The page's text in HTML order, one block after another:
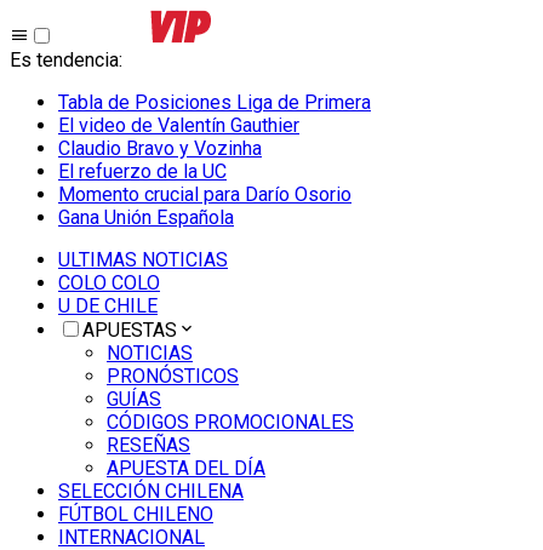
Es tendencia:
Tabla de Posiciones Liga de Primera
El video de Valentín Gauthier
Claudio Bravo y Vozinha
El refuerzo de la UC
Momento crucial para Darío Osorio
Gana Unión Española
ULTIMAS NOTICIAS
COLO COLO
U DE CHILE
APUESTAS
NOTICIAS
PRONÓSTICOS
GUÍAS
CÓDIGOS PROMOCIONALES
RESEÑAS
APUESTA DEL DÍA
SELECCIÓN CHILENA
FÚTBOL CHILENO
INTERNACIONAL